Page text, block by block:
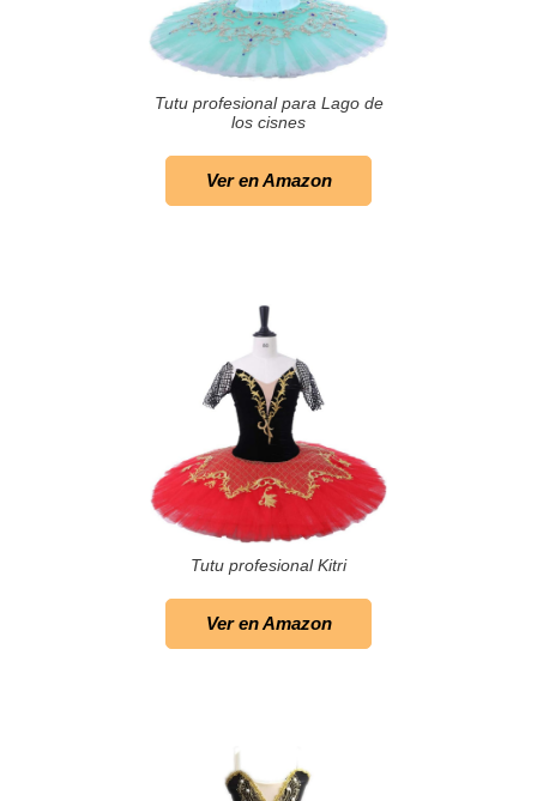
Tutu profesional para Lago de
los cisnes
Ver en Amazon
Tutu profesional Kitri
Ver en Amazon